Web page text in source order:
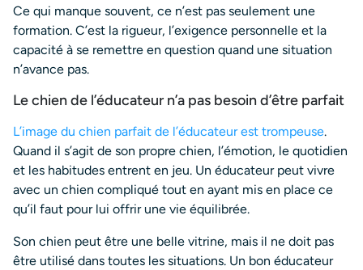
Ce qui manque souvent, ce n’est pas seulement une
formation. C’est la rigueur, l’exigence personnelle et la
capacité à se remettre en question quand une situation
n’avance pas.
Le chien de l’éducateur n’a pas besoin d’être parfait
L’image du chien parfait de l’éducateur est trompeuse.
Quand il s’agit de son propre chien, l’émotion, le quotidien
et les habitudes entrent en jeu. Un éducateur peut vivre
avec un chien compliqué tout en ayant mis en place ce
qu’il faut pour lui offrir une vie équilibrée.
Son chien peut être une belle vitrine, mais il ne doit pas
être utilisé dans toutes les situations. Un bon éducateur